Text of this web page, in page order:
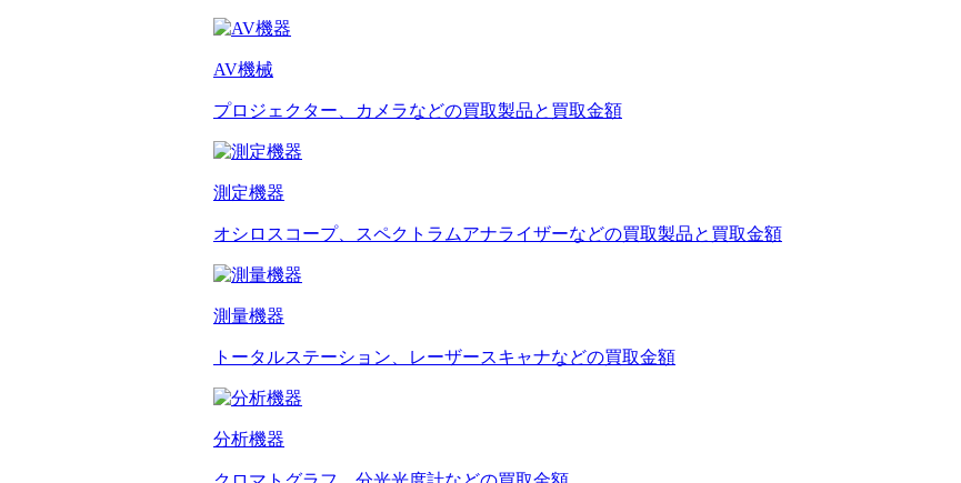
AV機械
プロジェクター、カメラなどの買取製品と買取金額
測定機器
オシロスコープ、スペクトラムアナライザーなどの買取製品と買取金額
測量機器
トータルステーション、レーザースキャナなどの買取金額
分析機器